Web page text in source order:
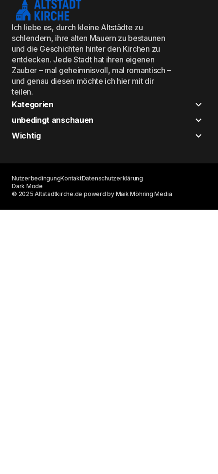
Ich liebe es, durch kleine Altstädte zu
schlendern, ihre alten Mauern zu bestaunen
und die Geschichten hinter den Kirchen zu
entdecken. Jede Stadt hat ihren eigenen
Zauber – mal geheimnisvoll, mal romantisch –
und genau diesen möchte ich hier mit dir
teilen.
Kategorien
unbedingt anschauen
Wichtig
© 2025 Altstadtkirche.de powerd by Maik Möhring Media
NutzerbedingungKontaktDatenschutzerklärung
Dark Mode